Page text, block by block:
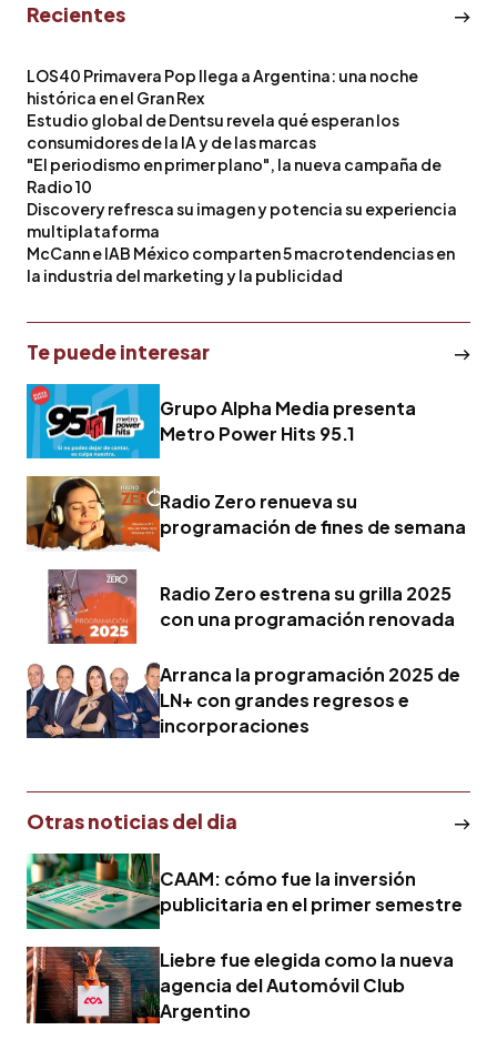
Recientes
LOS40 Primavera Pop llega a Argentina: una noche
histórica en el Gran Rex
Estudio global de Dentsu revela qué esperan los
consumidores de la IA y de las marcas
"El periodismo en primer plano", la nueva campaña de
Radio 10
Discovery refresca su imagen y potencia su experiencia
multiplataforma
McCann e IAB México comparten 5 macrotendencias en
la industria del marketing y la publicidad
Te puede interesar
Grupo Alpha Media presenta
Metro Power Hits 95.1
Radio Zero renueva su
programación de fines de semana
Radio Zero estrena su grilla 2025
con una programación renovada
Arranca la programación 2025 de
LN+ con grandes regresos e
incorporaciones
Otras noticias del dia
CAAM: cómo fue la inversión
publicitaria en el primer semestre
Liebre fue elegida como la nueva
agencia del Automóvil Club
Argentino